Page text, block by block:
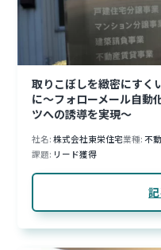
取りこぼしを緻密にすく
に〜フォローメール自動
ツへの誘導を実現〜
社名 株式会社東栄住宅業種 不
課題 リード獲得